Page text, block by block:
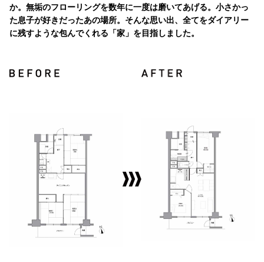
か。無垢のフローリングを数年に一度は磨いてあげる。小さかっ
た息子が好きだったあの場所。そんな思い出、全てをダイアリー
に残すような包んでくれる「家」を目指しました。